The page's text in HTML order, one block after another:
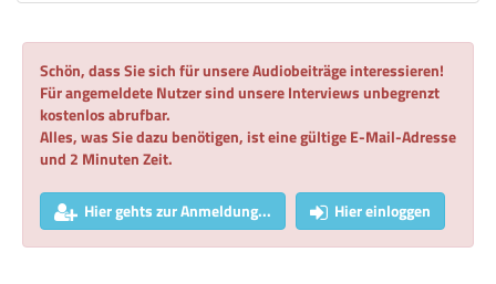
Schön, dass Sie sich für unsere Audiobeiträge interessieren!
Für angemeldete Nutzer sind unsere Interviews unbegrenzt
kostenlos abrufbar.
Alles, was Sie dazu benötigen, ist eine gültige E-Mail-Adresse
und 2 Minuten Zeit.
Hier gehts zur Anmeldung... Hier einloggen